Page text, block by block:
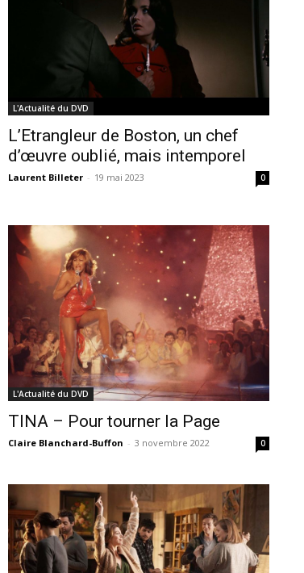
L'Actualité du DVD
L’Etrangleur de Boston, un chef
d’œuvre oublié, mais intemporel
Laurent Billeter - 19 mai 2023 0
L'Actualité du DVD
TINA – Pour tourner la Page
Claire Blanchard-Buffon - 3 novembre 2022 0